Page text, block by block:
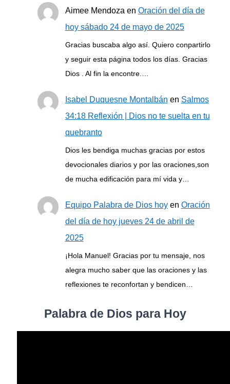
Aimee Mendoza en Oración del día de
hoy sábado 24 de mayo de 2025
Gracias buscaba algo así. Quiero conpartirlo
y seguir esta página todos los días. Gracias
Dios . Al fin la encontre.…
Isabel Duquesne Montalbán en Salmos
34:18 Reflexión | Dios no te suelta en tu
quebranto
Dios les bendiga muchas gracias por estos
devocionales diarios y por las oraciones,son
de mucha edificación para mí vida y…
Equipo Palabra de Dios hoyen Oración
del día de hoy jueves 24 de abril de
2025
¡Hola Manuel! Gracias por tu mensaje, nos
alegra mucho saber que las oraciones y las
reflexiones te reconfortan y bendicen…
Palabra de Dios para Hoy